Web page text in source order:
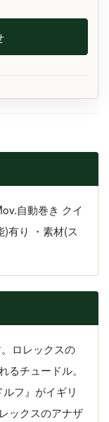
自動巻き クイ
)有り ・素材(ス
ロレックスの
チュードル。
フ』がイギリ
ックスのアナザ